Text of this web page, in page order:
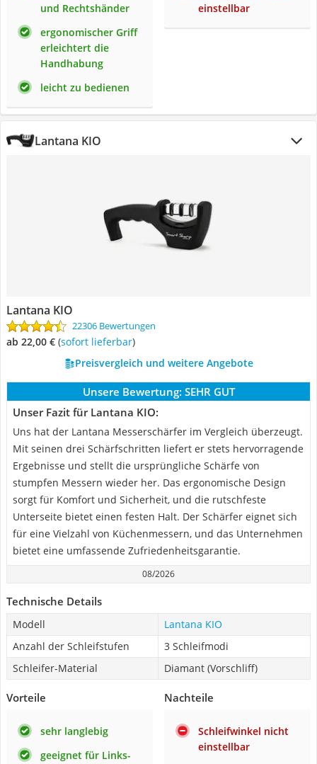
und Rechtshänder
ergonomischer Griff
erleichtert die
Handhabung
leicht zu bedienen
einstellbar
Lantana KIO
Lantana KIO
22306 Bewertungen
ab 22,00 € ( Sofort lieferbar)
Preisvergleich und weitere Angebote
Unsere Bewertung: SEHR GUT
Unser Fazit für Lantana KIO:
Uns hat der Lantana Messerschärfer im Vergleich überzeugt.
Mit seinen drei Schärfschritten liefert er stets hervorragende
Ergebnisse und stellt die ursprüngliche Schärfe von
stumpfen Messern wieder her. Das ergonomische Design
sorgt für Komfort und Sicherheit, und die rutschfeste
Unterseite bietet einen festen Halt. Der Schärfer eignet sich
für eine Vielzahl von Küchenmessern, und das Unternehmen
bietet eine umfassende Zufriedenheitsgarantie.
08/2026
Technische Details
Modell
Lantana KIO
Anzahl der Schleifstufen
3 Schleifmodi
Schleifer-Material
Diamant (Vorschliff)
Vorteile
sehr langlebig
geeignet für Links-
Nachteile
Schleifwinkel nicht
einstellbar